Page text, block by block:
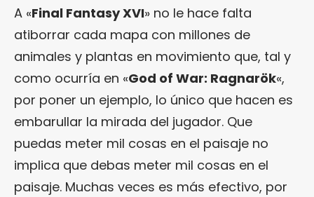
A «Final Fantasy XVI» no le hace falta
atiborrar cada mapa con millones de
animales y plantas en movimiento que, tal y
como ocurría en «God of War: Ragnarök«,
por poner un ejemplo, lo único que hacen es
embarullar la mirada del jugador. Que
puedas meter mil cosas en el paisaje no
implica que debas meter mil cosas en el
paisaje. Muchas veces es más efectivo, por